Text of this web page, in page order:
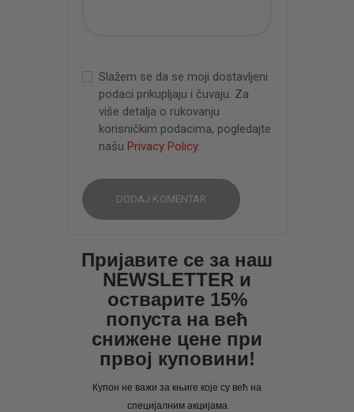
Slažem se da se moji dostavljeni
podaci prikupljaju i čuvaju. Za
više detalja o rukovanju
korisničkim podacima, pogledajte
našu Privacy Policy.
Пријавите се за наш
NEWSLETTER и
остварите 15%
попуста на већ
снижене цене при
првој куповини!
Купон не важи за књиге које су већ на
специјалним акцијама